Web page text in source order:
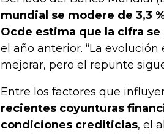
mundial se modere de 3,3
Ocde estima que la cifra se
el año anterior. “La
mejorar, pero el repunte
Entre los factores que
recientes coyunturas
condiciones crediticias, el